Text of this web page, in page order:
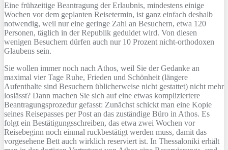
Eine frühzeitige Beantragung der Erlaubnis, mindestens einige
Wochen vor dem geplanten Reisetermin, ist ganz einfach deshalb
notwendig, weil nur eine geringe Zahl an Besuchern, etwa 120
Personen, täglich in der Republik geduldet wird. Von diesen
wenigen Besuchern dürfen auch nur 10 Prozent nicht-orthodoxen
Glaubens sein.
Sie wollen immer noch nach Athos, weil Sie der Gedanke an
maximal vier Tage Ruhe, Frieden und Schönheit (längere
Aufenthalte sind Besuchern üblicherweise nicht gestattet) nicht mehr
loslässt? Dann machen Sie sich auf eine etwas kompliziertere
Beantragungsprozedur gefasst: Zunächst schickt man eine Kopie
seines Reisepasses per Post an das zuständige Büro in Athos. Es
folgt ein Bestätigungsschreiben, das etwa zwei Wochen vor
Reisebeginn noch einmal ruckbestätigt werden muss, damit das
vorgesehene Bett auch wirklich reserviert ist. In Thessaloniki erhält